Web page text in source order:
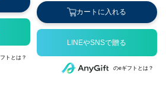
トとは？
カートに入れる
のeギフトとは？